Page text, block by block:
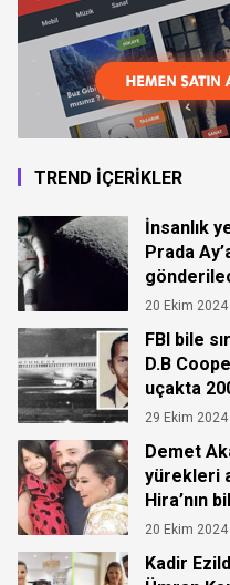
TREND İÇERİKLER
İnsanlık
Prada
astronot
20 Ekim 2024
FBI bile
D.B
uçakta
ortadan
29 Ekim 2024
Demet
yürekleri
Hira’nın
20 Ekim 2024
Kadir